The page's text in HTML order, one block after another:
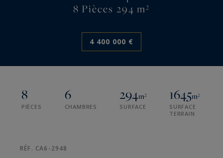
8 Pièces 294 m²
4 400 000 €
8
PIÈCES
6
CHAMBRES
294m²
SURFACE
1645m²
SURFACE
TERRAIN
RÉF. CA6-2948